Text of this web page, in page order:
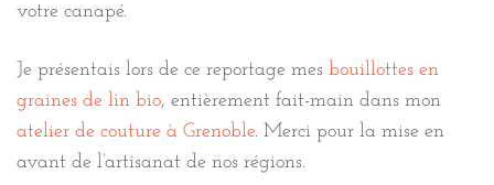
votre canapé.
Je présentais lors de ce reportage mes bouillottes en
graines de lin bio, entièrement fait-main dans mon
atelier de couture à Grenoble. Merci pour la mise en
avant de l’artisanat de nos régions.